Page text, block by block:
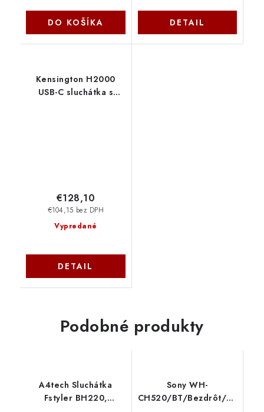
DO KOŠÍKA DETAIL
Kensington H2000
USB-C sluchátka s
Vypredané
€104,15 bez DPH
€128,10
DETAIL
Podobné produkty
A4tech Sluchátka
Fstyler BH220,
Sony WH-
CH520/BT/Bezdrôt/Modrá